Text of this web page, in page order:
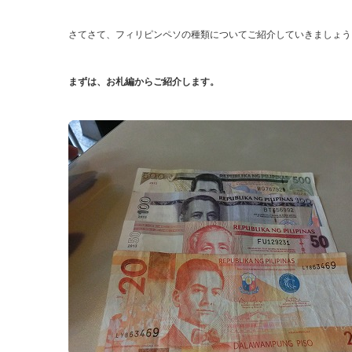
さてさて、フィリピンペソの種類についてご紹介していきましょ
まずは、お札編からご紹介します。